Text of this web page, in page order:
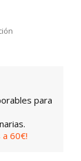
para
a 60€!